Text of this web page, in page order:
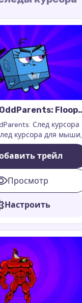
Floop
След курсора
курсора для мыши,
игривый и
стиль вашему
трейл
Просмотр
Настроить